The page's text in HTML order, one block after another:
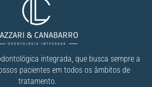
integrada, que busca sempre a
pacientes em todos os âmbitos de
tratamento.